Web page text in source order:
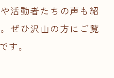
活動者たちの声も紹
ぜひ沢山の方にご覧
す。